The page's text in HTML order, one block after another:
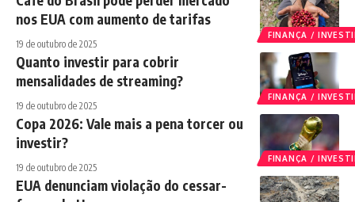
FINANÇA /
nos EUA com aumento de tarifas
19 de outubro de 2025
FINANÇA /
Quanto investir para cobrir
mensalidades de streaming?
19 de outubro de 2025
FINANÇA /
Copa 2026: Vale mais a pena torcer ou
investir?
19 de outubro de 2025
EUA denunciam violação do cessar-